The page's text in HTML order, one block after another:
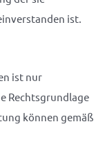
ist.
ist nur
Rechtsgrundlage
können gemäß